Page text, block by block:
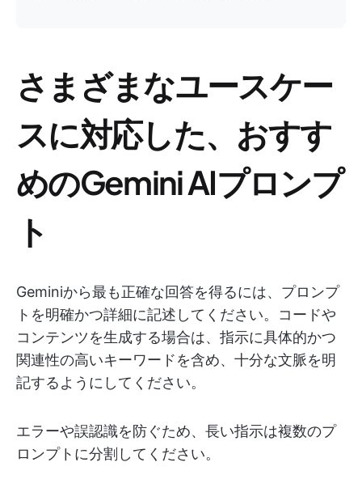
さまざまなユースケー
スに対応した、おすす
めのGemini AIプロンプ
ト
Geminiから最も正確な回答を得るには、プロンプ
トを明確かつ詳細に記述してください。コードや
コンテンツを生成する場合は、指示に具体的かつ
関連性の高いキーワードを含め、十分な文脈を明
記するようにしてください。
エラーや誤認識を防ぐため、長い指示は複数のプ
ロンプトに分割してください。